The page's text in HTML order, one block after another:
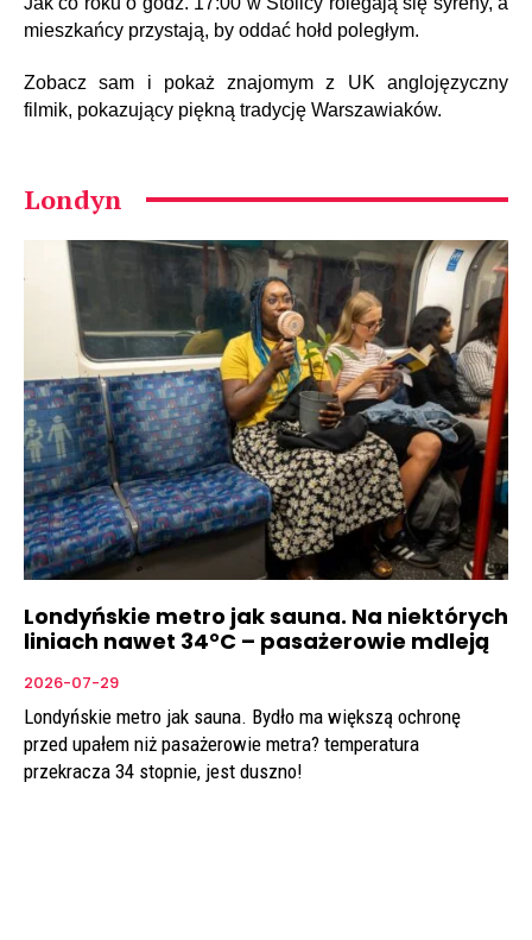
mieszkańcy przystają, by oddać hołd poległym.
Zobacz sam i pokaż znajomym z UK anglojęzyczny
filmik, pokazujący piękną tradycję Warszawiaków.
Londyn
Londyńskie metro jak sauna. Na niektórych
liniach nawet 34°C – pasażerowie mdleją
2026-07-29
Londyńskie metro jak sauna. Bydło ma większą ochronę
przed upałem niż pasażerowie metra? temperatura
przekracza 34 stopnie, jest duszno!